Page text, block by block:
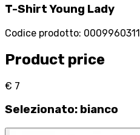
T-Shirt Young Lady
Codice prodotto: 0009960311
Product price
€ 7
Selezionato: bianco